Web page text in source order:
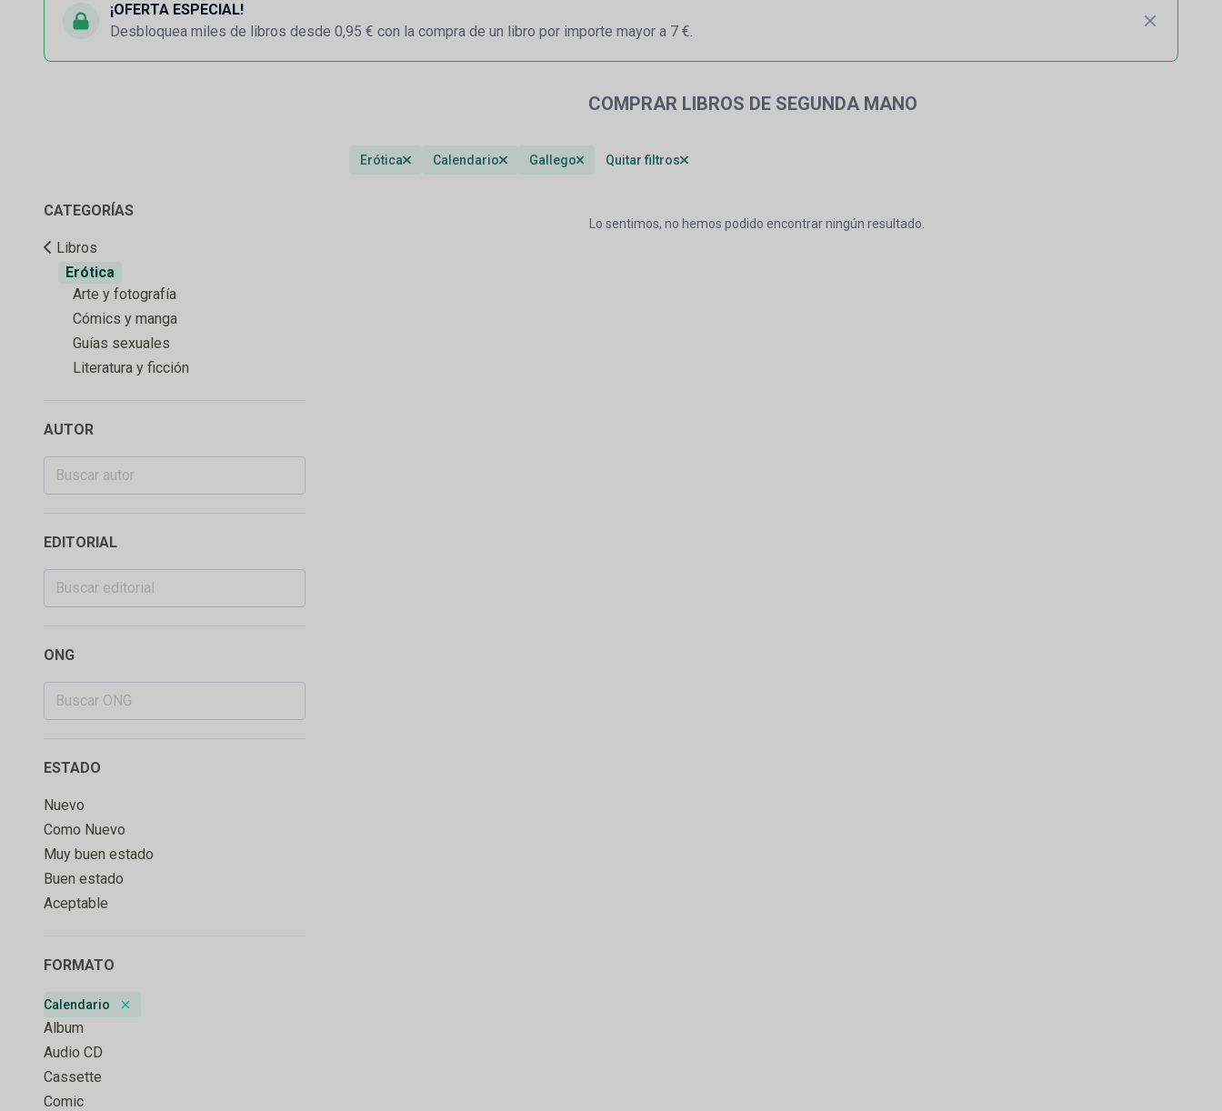
¡OFERTA ESPECIAL!
Desbloquea miles de libros desde 0,95 € con la compra de un libro por importe mayor a 7 €.
COMPRAR LIBROS DE SEGUNDA MANO
Erótica Calendario Gallego Quitar filtros
CATEGORÍAS
Libros
Erótica
Arte y fotografía
Cómics y manga
Guías sexuales
Literatura y ficción
AUTOR
EDITORIAL
ONG
ESTADO
Nuevo
Como Nuevo
Muy buen estado
Buen estado
Aceptable
FORMATO
Calendario
Remove badge
Album
Audio CD
Cassette
Comic
Lo sentimos, no hemos podido encontrar ningún resultado.